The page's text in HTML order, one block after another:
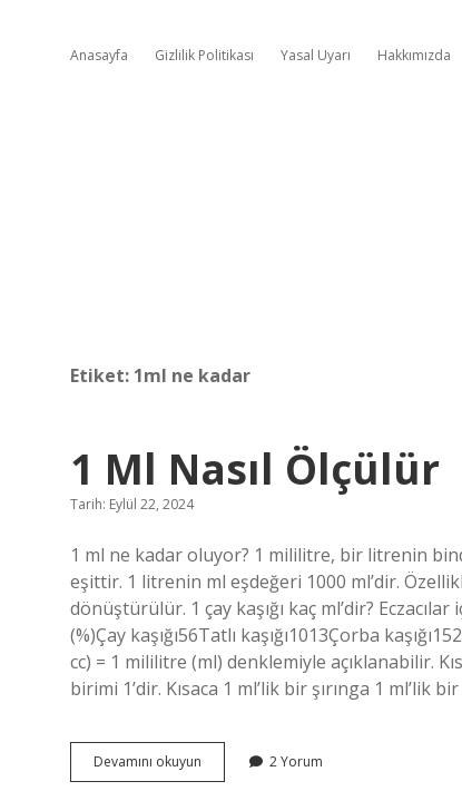
Anasayfa Gizlilik Politikası Yasal Uyarı Hakkımızda
Etiket: 1ml ne kadar
1 Ml Nasıl Ölçülür
Tarih: Eylül 22, 2024
1 ml ne kadar oluyor? 1 mililitre, bir litrenin
eşittir. 1 litrenin ml eşdeğeri 1000 ml’dir.
dönüştürülür. 1 çay kaşığı kaç ml’dir?
(%)Çay kaşığı56Tatlı kaşığı1013Çorba
cc) = 1 mililitre (ml) denklemiyle açıklanabilir.
birimi 1’dir. Kısaca 1 ml’lik bir şırınga 1 ml’lik
Devamını okuyun
Ml
2 Yorum